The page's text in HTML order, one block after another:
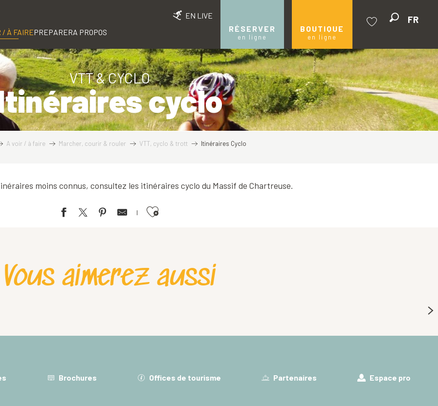
EN LIVE
RÉSERVER
en ligne
BOUTIQUE
en ligne
FR
/ À FAIREPREPARERA PROPOS
VTT & CYCLO
cyclo
A voir / à faire Marcher, courir & rouler VTT, cyclo & trott Itinéraires Cyclo
moins connus, consultez les itinéraires cyclo du Massif de Chartreuse.
Ajouter aux favoris
Vous aimerez aussi
Brochures Offices de tourisme Partenaires Espace pro